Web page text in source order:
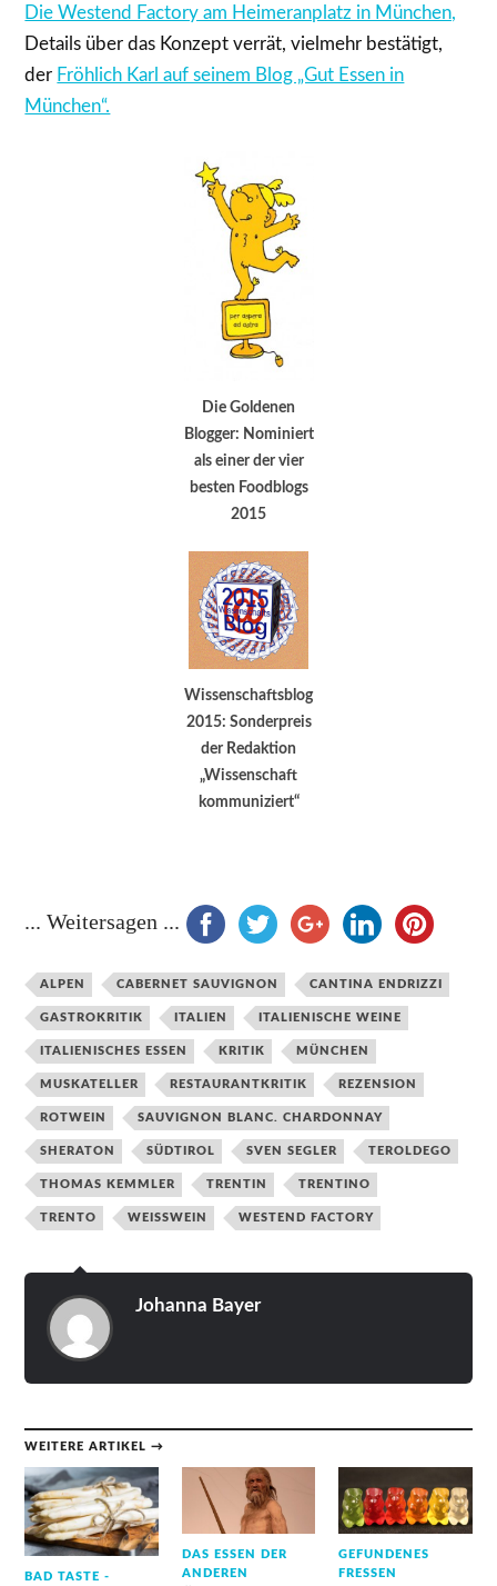
Die Westend Factory am Heimeranplatz in München,
Details über das Konzept verrät, vielmehr bestätigt,
der Fröhlich Karl auf seinem Blog „Gut Essen in
München“.
Die Goldenen
Blogger: Nominiert
als einer der vier
besten Foodblogs
2015
Wissenschaftsblog
2015: Sonderpreis
der Redaktion
„Wissenschaft
kommuniziert“
... Weitersagen ...
ALPEN CABERNET SAUVIGNON CANTINA ENDRIZZI
GASTROKRITIK ITALIEN ITALIENISCHE WEINE
ITALIENISCHES ESSEN KRITIK MÜNCHEN
MUSKATELLER RESTAURANTKRITIK REZENSION
ROTWEIN SAUVIGNON BLANC. CHARDONNAY
SHERATON SÜDTIROL SVEN SEGLER TEROLDEGO
THOMAS KEMMLER TRENTIN TRENTINO
TRENTO WEISSWEIN WESTEND FACTORY
Johanna Bayer
WEITERE ARTIKEL →
BAD TASTE -
DAS ESSEN DER
ANDEREN
GEFUNDENES
FRESSEN